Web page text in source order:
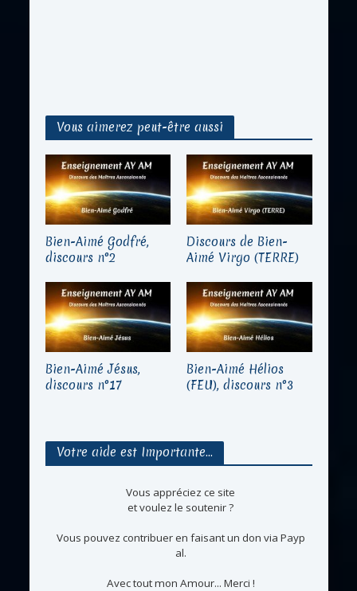
Vous aimerez peut-être aussi
Bien-Aimé Godfré,
discours n°2
Discours de Bien-
Aimé Virgo (TERRE)
Bien-Aimé Jésus,
discours n°17
Bien-Aimé Hélios
(FEU), discours n°3
Votre aide est Importante…
Vous appréciez ce site
et voulez le soutenir ?
Vous pouvez contribuer en faisant un don via Payp
al.
Avec tout mon Amour... Merci !